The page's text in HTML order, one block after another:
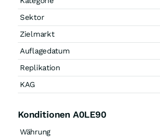
Sektor
Zielmarkt
Auflagedatum
Replikation
KAG
Konditionen A0LE90
Währung